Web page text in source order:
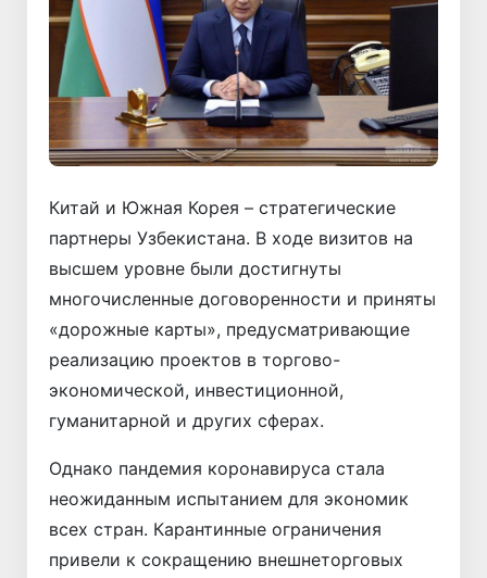
Китай и Южная Корея – стратегические
партнеры Узбекистана. В ходе визитов на
высшем уровне были достигнуты
многочисленные договоренности и приняты
«дорожные карты», предусматривающие
реализацию проектов в торгово-
экономической, инвестиционной,
гуманитарной и других сферах.
Однако пандемия коронавируса стала
неожиданным испытанием для экономик
всех стран. Карантинные ограничения
привели к сокращению внешнеторговых